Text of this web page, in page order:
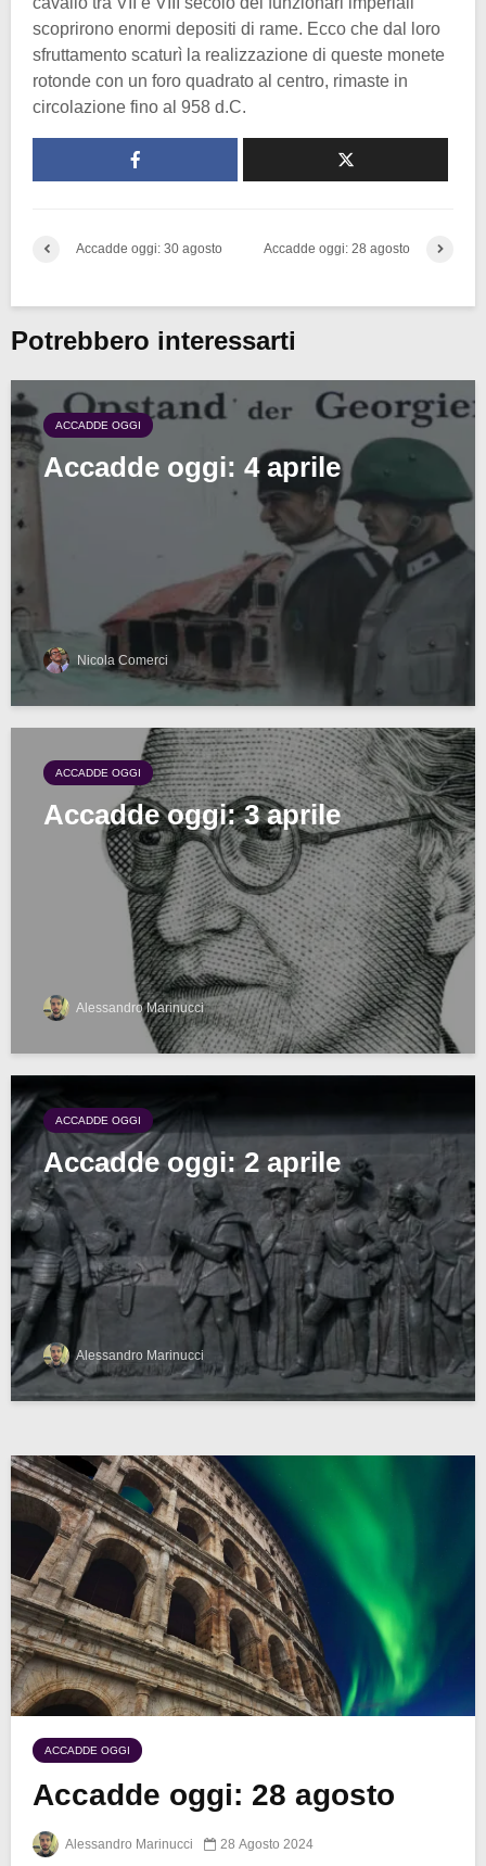
scoprirono enormi depositi di rame. Ecco che dal loro
sfruttamento scaturì la realizzazione di queste monete
rotonde con un foro quadrato al centro, rimaste in
circolazione fino al 958 d.C.
Accadde oggi: 30 agosto Accadde oggi: 28 agosto
Potrebbero interessarti
ACCADDE OGGI
Accadde oggi: 4 aprile
Nicola Comerci
ACCADDE OGGI
Accadde oggi: 3 aprile
Alessandro Marinucci
ACCADDE OGGI
Accadde oggi: 2 aprile
Alessandro Marinucci
ACCADDE OGGI
Accadde oggi: 28 agosto
Alessandro Marinucci 28 Agosto 2024